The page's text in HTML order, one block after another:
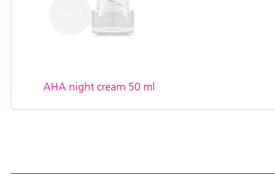
AHA night cream 50 ml